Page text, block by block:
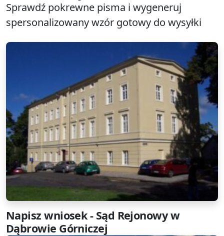
Sprawdź pokrewne pisma i wygeneruj
spersonalizowany wzór gotowy do wysyłki
Napisz wniosek - Sąd Rejonowy w
Dąbrowie Górniczej